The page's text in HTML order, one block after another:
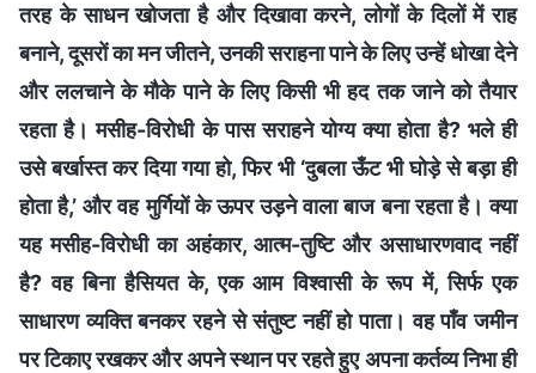
तरह के साधन खोजता है और दिखावा करने, लोगों के दिलों में राह
बनाने, दूसरों का मन जीतने, उनकी सराहना पाने के लिए उन्हें धोखा देने
और ललचाने के मौके पाने के लिए किसी भी हद तक जाने को तैयार
रहता है। मसीह-विरोधी के पास सराहने योग्य क्या होता है? भले ही
उसे बर्खास्त कर दिया गया हो, फिर भी ‘दुबला ऊँट भी घोड़े से बड़ा ही
होता है,’ और वह मुर्गियों के ऊपर उड़ने वाला बाज बना रहता है। क्या
यह मसीह-विरोधी का अहंकार, आत्म-तुष्टि और असाधारणवाद नहीं
है? वह बिना हैसियत के, एक आम विश्वासी के रूप में, सिर्फ एक
साधारण व्यक्ति बनकर रहने से संतुष्ट नहीं हो पाता। वह पाँव जमीन
पर टिकाए रखकर और अपने स्थान पर रहते हुए अपना कर्तव्य निभा ही